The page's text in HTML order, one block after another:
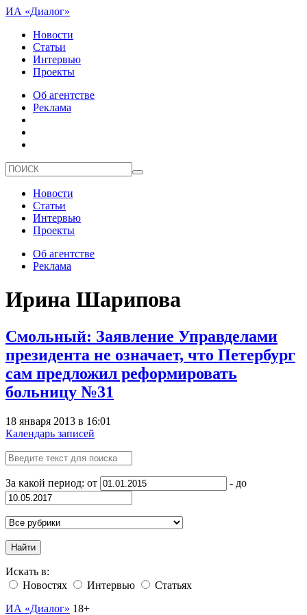
ИА «Диалог»
Новости
Статьи
Интервью
Проекты
Об агентстве
Реклама
Новости
Статьи
Интервью
Проекты
Об агентстве
Реклама
Ирина Шарипова
Смольный: Заявление Управделами
президента не означает, что Петербург
сам предложил реформировать
больницу №31
18 января 2013 в 16:01
Календарь записей
За какой период: от - до
Найти
Искать в:
Новостях
Интервью
Статьях
ИА «Диалог» 18+